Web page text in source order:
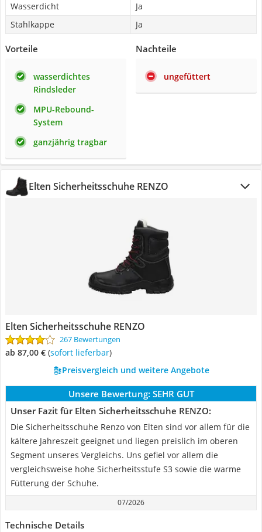
Wasserdicht
Ja
Stahlkappe
Ja
Vorteile
wasserdichtes
Rindsleder
MPU-Rebound-
System
ganzjährig tragbar
Nachteile
ungefüttert
Elten Sicherheitsschuhe RENZO
Elten Sicherheitsschuhe RENZO
267 Bewertungen
ab 87,00 € ( Sofort lieferbar)
Preisvergleich und weitere Angebote
Unsere Bewertung: SEHR GUT
Unser Fazit für Elten Sicherheitsschuhe RENZO:
Die Sicherheitsschuhe Renzo von Elten sind vor allem für die
kältere Jahreszeit geeignet und liegen preislich im oberen
Segment unseres Vergleichs. Uns gefiel vor allem die
vergleichsweise hohe Sicherheitsstufe S3 sowie die warme
Fütterung der Schuhe.
07/2026
Technische Details